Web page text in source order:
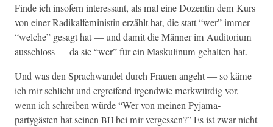
Finde ich insofern inter­es­sant, als mal eine Dozentin dem Kurs
von ein­er Radikalfem­i­nistin erzählt hat, die statt “wer” immer
“welche” gesagt hat — und damit die Män­ner im Audi­to­ri­um
auss­chloss — da sie “wer” für ein Maskulinum gehal­ten hat.
Und was den Sprach­wan­del durch Frauen ange­ht — so käme
ich mir schlicht und ergreifend irgend­wie merk­würdig vor,
wenn ich schreiben würde “Wer von meinen Pyjama­
partygästen hat seinen BH bei mir vergessen?” Es ist zwar nicht